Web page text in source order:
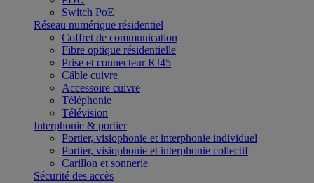
Switch PoE
Réseau numérique résidentiel
Coffret de communication
Fibre optique résidentielle
Prise et connecteur RJ45
Câble cuivre
Accessoire cuivre
Téléphonie
Télévision
Interphonie & portier
Portier, visiophonie et interphonie individuel
Portier, visiophonie et interphonie collectif
Carillon et sonnerie
Sécurité des accès